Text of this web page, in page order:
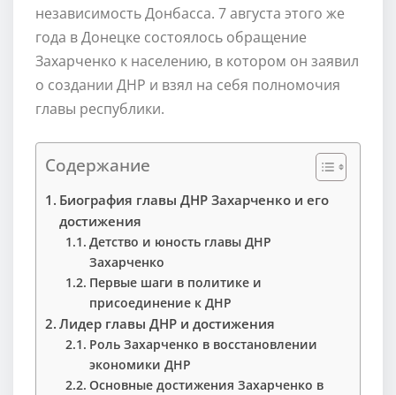
независимость Донбасса. 7 августа этого же
года в Донецке состоялось обращение
Захарченко к населению, в котором он заявил
о создании ДНР и взял на себя полномочия
главы республики.
Содержание
Биография главы ДНР Захарченко и его
достижения
Детство и юность главы ДНР
Захарченко
Первые шаги в политике и
присоединение к ДНР
Лидер главы ДНР и достижения
Роль Захарченко в восстановлении
экономики ДНР
Основные достижения Захарченко в